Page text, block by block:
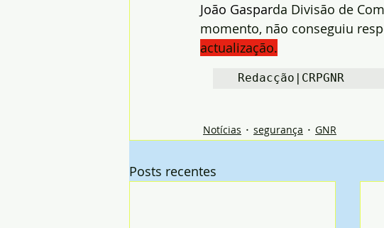
João Gasparda Divisão de
momento, não conseguiu
actualização.
Redacção|CRPGNR
Notícias segurança GNR
Posts recentes